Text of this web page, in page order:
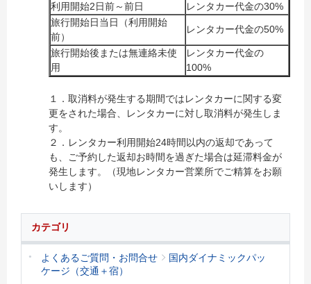
利用開始2日前～前日
レンタカー代金の30%
旅行開始日当日（利用開始
前）
レンタカー代金の50%
旅行開始後または無連絡未使
用
レンタカー代金の
100%
１．取消料が発生する期間ではレンタカーに関する変
更をされた場合、レンタカーに対し取消料が発生しま
す。
２．レンタカー利用開始24時間以内の返却であって
も、ご予約した返却お時間を過ぎた場合は延滞料金が
発生します。（現地レンタカー営業所でご精算をお願
いします）
カテゴリ
よくあるご質問・お問合せ
国内ダイナミックパッ
ケージ（交通＋宿）